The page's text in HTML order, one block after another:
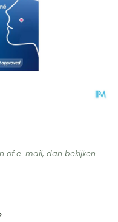
of e-mail, dan bekijken